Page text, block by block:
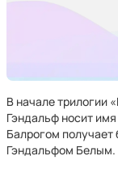
В начале трилогии
Гэндальф носит
Балрогом
Гэндальфом Белым.